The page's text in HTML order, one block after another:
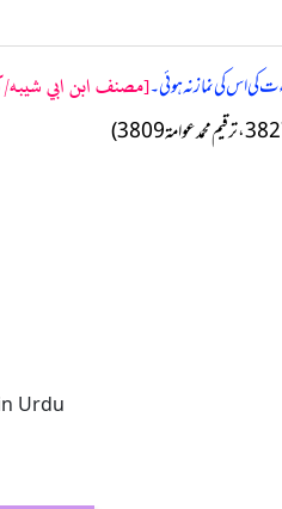
اس کی نماز نہ ہوئی۔[مصنف ابن ابي شيبه/
Urdu